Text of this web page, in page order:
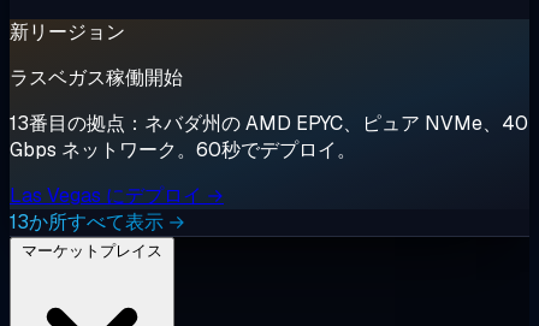
新リージョン
ラスベガス稼働開始
13番目の拠点：ネバダ州の AMD EPYC、ピュア NVMe、40
Gbps ネットワーク。60秒でデプロイ。
Las Vegas にデプロイ →
13か所すべて表示 →